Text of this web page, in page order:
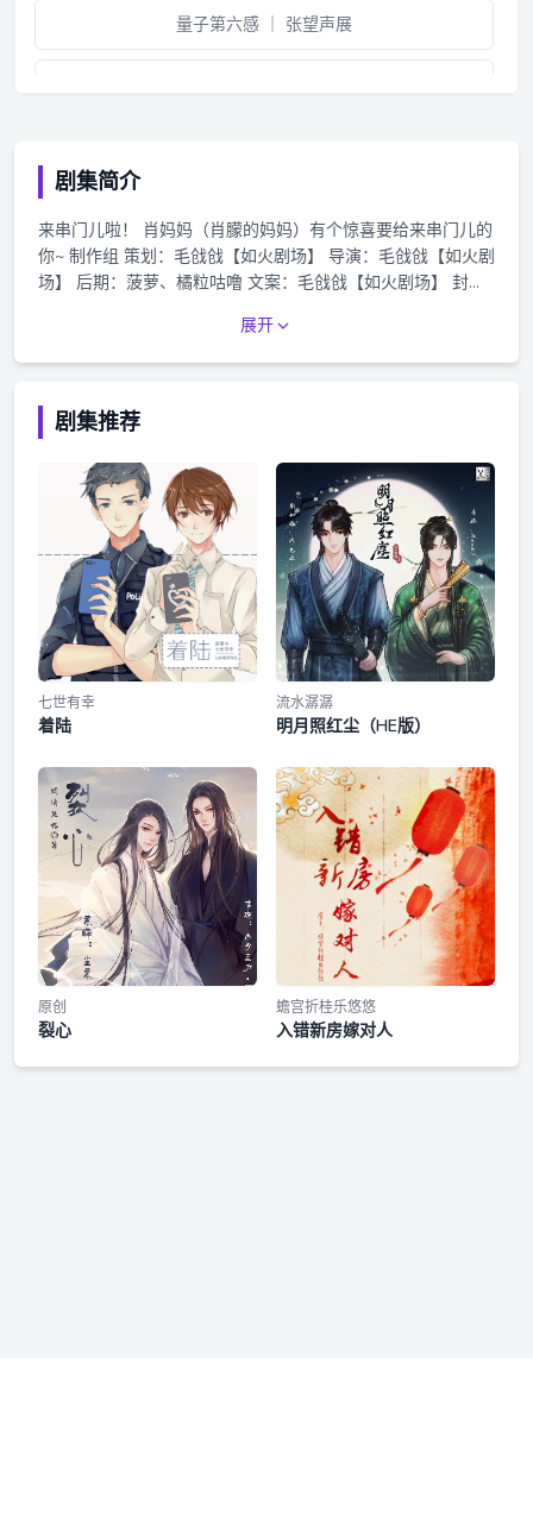
量子第六感 ｜ 张望声展
量子第六感 ｜ 第二集 你是我的天使
量子第六感 ｜ 第三集 夏娃的到来
量子第六感 ｜ 终极PK（完结篇）
剧集简介
来串门儿啦！ 肖妈妈（肖朦的妈妈）有个惊喜要给来串门儿的
你~ 制作组 策划：毛戗戗【如火剧场】 导演：毛戗戗【如火剧
场】 后期：菠萝、橘粒咕噜 文案：毛戗戗【如火剧场】 封
效和BGM鸣谢Playlist 配音组 肖妈妈：李雨洲【如火剧场】
展开
剧集推荐
七世有幸
着陆
流水潺潺
明月照红尘（HE版）
原创
裂心
蟾宫折桂乐悠悠
入错新房嫁对人